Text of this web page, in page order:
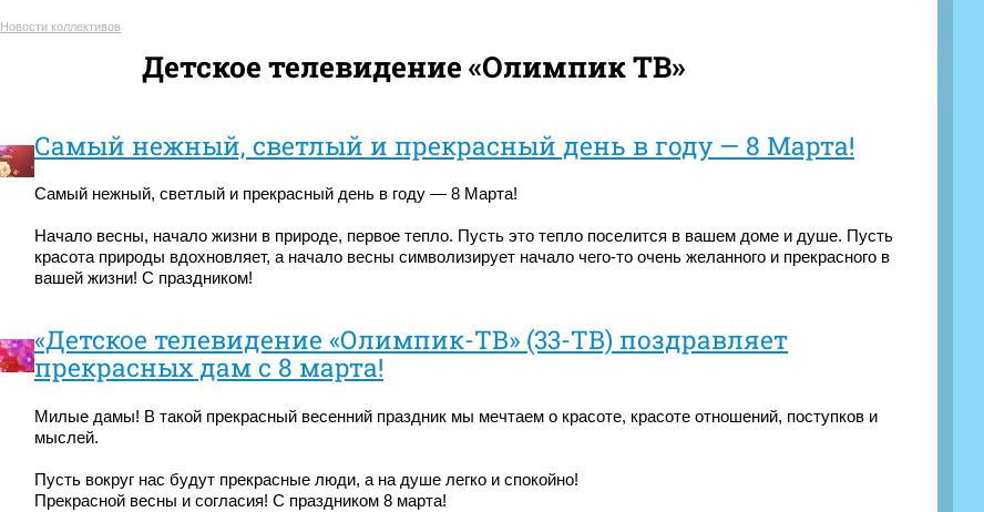
Новости коллективов
Детское телевидение «Олимпик ТВ»
Самый нежный, светлый и прекрасный день в году — 8 Марта!
Самый нежный, светлый и прекрасный день в году — 8 Марта!
Начало весны, начало жизни в природе, первое тепло. Пусть это тепло поселится в вашем доме и душе. Пусть
красота природы вдохновляет, а начало весны символизирует начало чего-то очень желанного и прекрасного в
вашей жизни! С праздником!
«Детское телевидение «Олимпик-ТВ» (33-ТВ) поздравляет
прекрасных дам с 8 марта!
Милые дамы! В такой прекрасный весенний праздник мы мечтаем о красоте, красоте отношений, поступков и
мыслей.
Пусть вокруг нас будут прекрасные люди, а на душе легко и спокойно!
Прекрасной весны и согласия! С праздником 8 марта!